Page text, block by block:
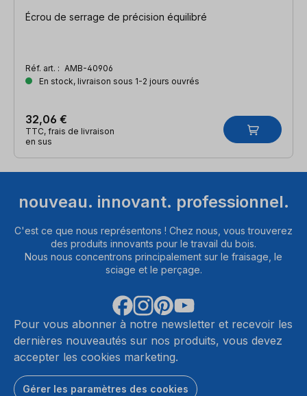
Écrou de serrage de précision équilibré
Réf. art. : AMB-40906
En stock, livraison sous 1-2 jours ouvrés
32,06 €
TTC, frais de livraison
en sus
nouveau. innovant. professionnel.
C'est ce que nous représentons ! Chez nous, vous trouverez
des produits innovants pour le travail du bois.
Nous nous concentrons principalement sur le fraisage, le
sciage et le perçage.
Pour vous abonner à notre newsletter et recevoir les
dernières nouveautés sur nos produits, vous devez
accepter les cookies marketing.
Gérer les paramètres des cookies